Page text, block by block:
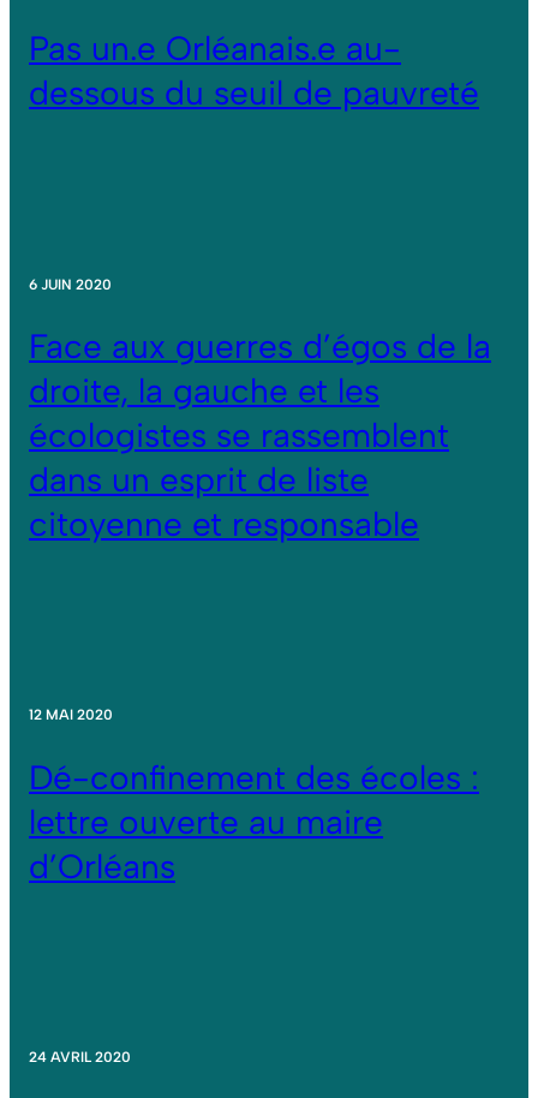
Pas un.e Orléanais.e au-
dessous du seuil de pauvreté
6 JUIN 2020
Face aux guerres d’égos de la
droite, la gauche et les
écologistes se rassemblent
dans un esprit de liste
citoyenne et responsable
12 MAI 2020
Dé-confinement des écoles :
lettre ouverte au maire
d’Orléans
24 AVRIL 2020